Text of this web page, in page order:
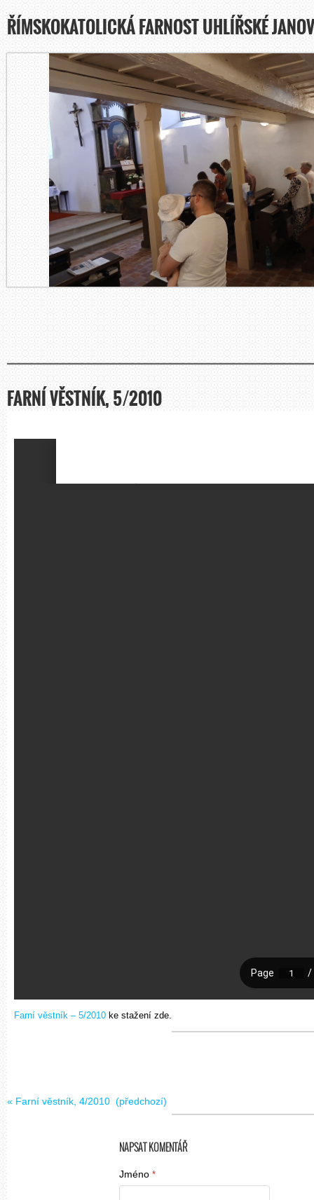
ŘÍMSKOKATOLICKÁ FARNOST UHLÍŘSKÉ
FARNÍ VĚSTNÍK, 5/2010
Farní věstník – 5/2010 ke stažení zde.
« Farní věstník, 4/2010 (předchozí)
NAPSAT KOMENTÁŘ
Jméno *